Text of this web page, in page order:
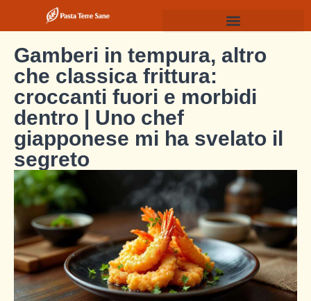
Gamberi in tempura, altro
che classica frittura:
croccanti fuori e morbidi
dentro | Uno chef
giapponese mi ha svelato il
segreto